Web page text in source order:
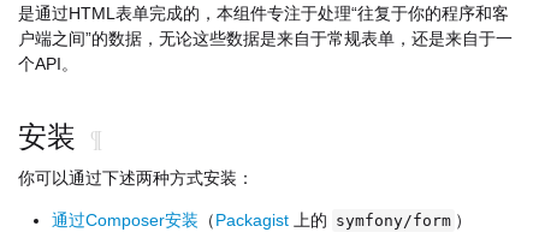
是通过HTML表单完成的，本组件专注于处理“往复于你的程序和客
户端之间”的数据，无论这些数据是来自于常规表单，还是来自于一
个API。
安装 ¶
你可以通过下述两种方式安装：
通过Composer安装 （Packagist 上的 symfony/form ）